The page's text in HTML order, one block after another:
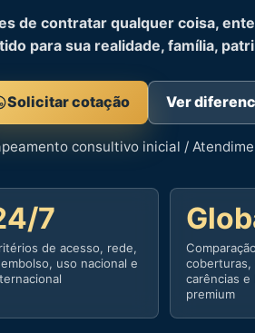
de contratar qualquer coisa,
para sua realidade, família,
Solicitar cotação Ver
consultivo inicial /
7
de acesso, rede,
uso nacional e
coberturas,
carências e
premium